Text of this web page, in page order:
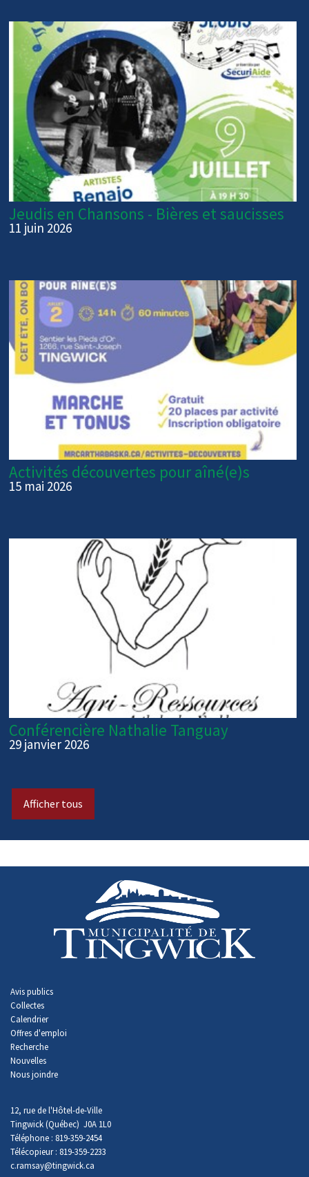
Jeudis en Chansons - Bières et saucisses
11 juin 2026
Activités découvertes pour aîné(e)s
15 mai 2026
Conférencière Nathalie Tanguay
29 janvier 2026
Afficher tous
Avis publics
Collectes
Calendrier
Offres d'emploi
Recherche
Nouvelles
Nous joindre
12, rue de l'Hôtel-de-Ville
Tingwick (Québec) J0A 1L0
Téléphone : 819-359-2454
Télécopieur : 819-359-2233
c.ramsay@tingwick.ca